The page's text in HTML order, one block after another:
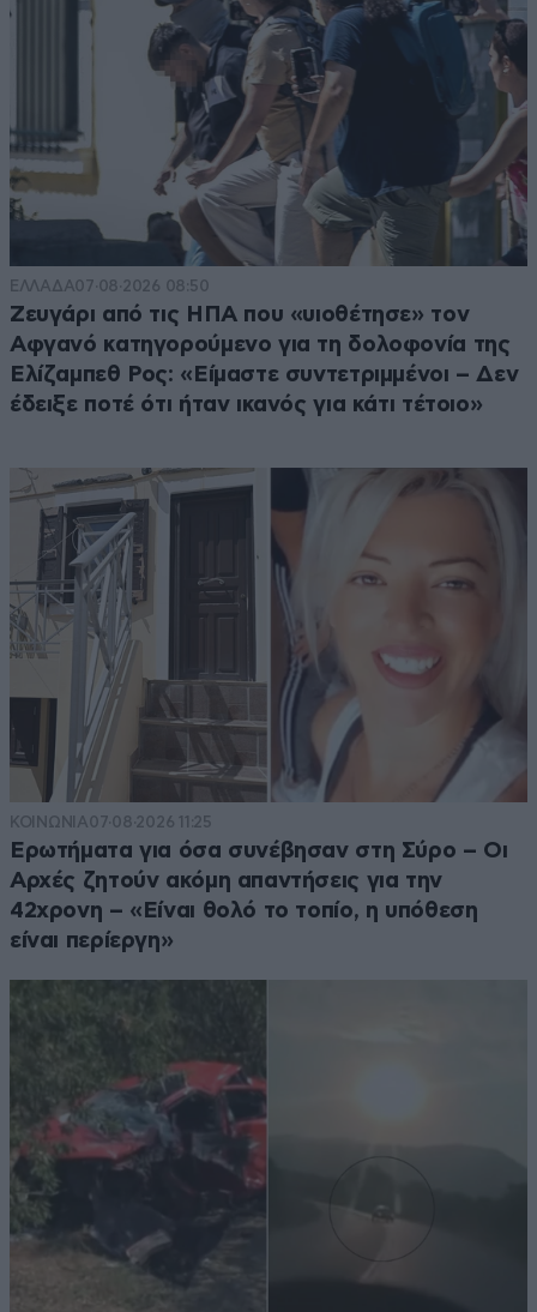
ΕΛΛΑΔΑ07·08·2026 08:50
Ζευγάρι από τις ΗΠΑ που «υιοθέτησε» τον
Αφγανό κατηγορούμενο για τη δολοφονία της
Ελίζαμπεθ Ρος: «Είμαστε συντετριμμένοι – Δεν
έδειξε ποτέ ότι ήταν ικανός για κάτι τέτοιο»
ΚΟΙΝΩΝΙΑ07·08·2026 11:25
Ερωτήματα για όσα συνέβησαν στη Σύρο – Οι
Αρχές ζητούν ακόμη απαντήσεις για την
42χρονη – «Είναι θολό το τοπίο, η υπόθεση
είναι περίεργη»